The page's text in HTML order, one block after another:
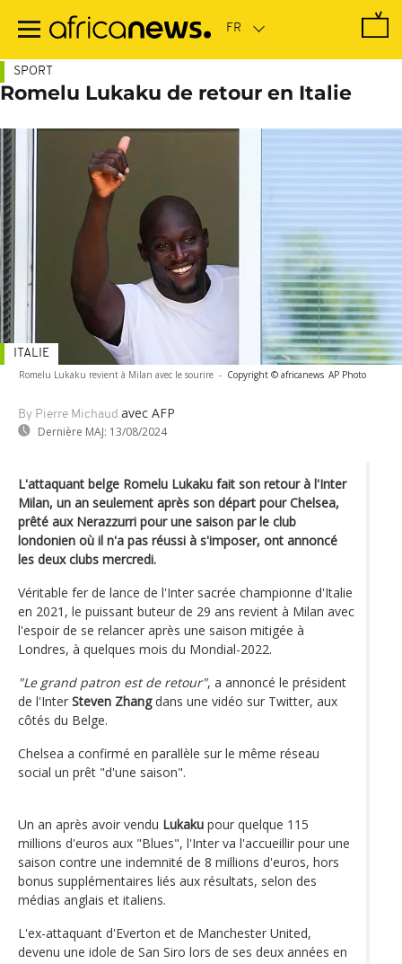
contenu
SPORT
Romelu Lukaku de retour en Italie
Romelu Lukaku revient à Milan avec le sourire - Copyright © africanews AP Photo
By Pierre Michaud avec AFP
Dernière MAJ: 13/08/2024
ITALIE
L'attaquant belge Romelu Lukaku fait son retour à l'Inter
Milan, un an seulement après son départ pour Chelsea,
prêté aux Nerazzurri pour une saison par le club
londonien où il n'a pas réussi à s'imposer, ont annoncé
les deux clubs mercredi.
Véritable fer de lance de l'Inter sacrée championne d'Italie
en 2021, le puissant buteur de 29 ans revient à Milan avec
l'espoir de se relancer après une saison mitigée à
Londres, à quelques mois du Mondial-2022.
"Le grand patron est de retour", a annoncé le président
de l'Inter Steven Zhangdans une vidéo sur Twitter, aux
côtés du Belge.
Chelsea a confirmé en parallèle sur le même réseau
social un prêt "d'une saison".
Un an après avoir vendu Lukaku pour quelque 115
millions d'euros aux "Blues", l'Inter va l'accueillir pour une
saison contre une indemnité de 8 millions d'euros, hors
bonus supplémentaires liés aux résultats, selon des
médias anglais et italiens.
L'ex-attaquant d'Everton et de Manchester United,
devenu une idole de San Siro lors de ses deux années en